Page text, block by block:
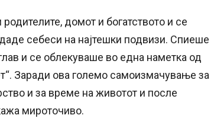
домот и богатството и се
себеси на најтешки подвизи. Спиеше
и се облекуваше во една наметка од
Заради ова големо самоизмачување за
и за време на животот и после
мироточиво.